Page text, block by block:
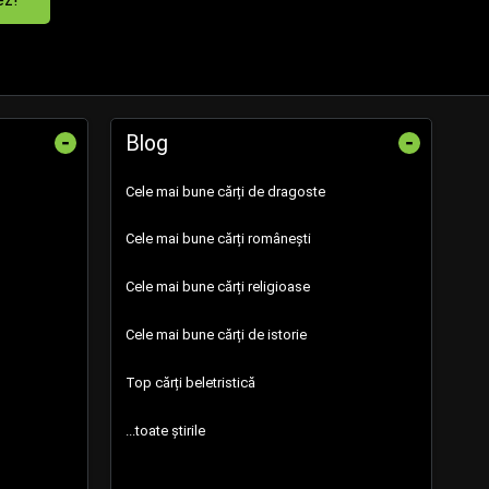
- Blog -
Cele mai bune cărți de dragoste
Cele mai bune cărți românești
Cele mai bune cărți religioase
Cele mai bune cărți de istorie
Top cărți beletristică
...toate știrile